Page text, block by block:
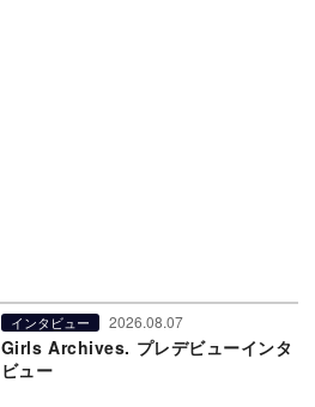
インタビュー 2026.08.07
Girls Archives. プレデビューインタ
ビュー